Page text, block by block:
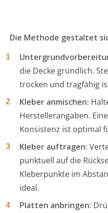
Die Methode gestaltet
die Decke gründlich.
trocken und tragfähig
Kleber anmischen:
Herstellerangaben.
Konsistenz ist optimal
Kleber auftragen:
punktuell auf die
Kleberpunkte im
ideal.
Platten anbringen: